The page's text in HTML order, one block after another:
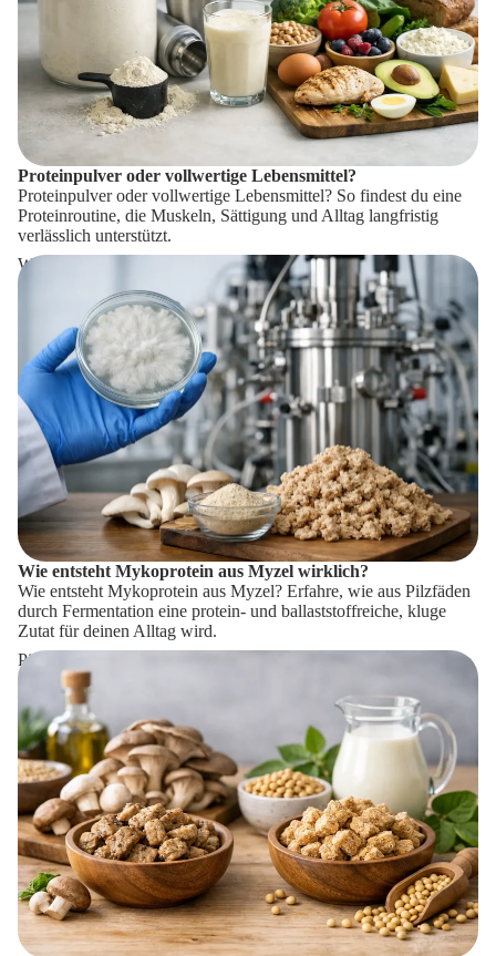
Proteinpulver oder vollwertige Lebensmittel?
Proteinpulver oder vollwertige Lebensmittel? So findest du eine
Proteinroutine, die Muskeln, Sättigung und Alltag langfristig
verlässlich unterstützt.
Wie entsteht Mykoprotein aus Myzel wirklich?
Wie entsteht Mykoprotein aus Myzel wirklich?
Wie entsteht Mykoprotein aus Myzel? Erfahre, wie aus Pilzfäden
durch Fermentation eine protein- und ballaststoffreiche, kluge
Zutat für deinen Alltag wird.
Pilzprotein oder Soja: Was passt besser zu dir?